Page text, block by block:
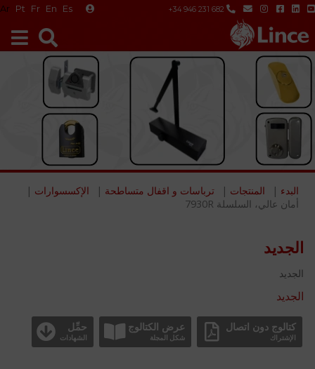
+34 946 231 682
Es
En
Fr
Pt
Ar
البدء المنتجات ترباسات و اقفال متساطحة
الإكسسوارات
أمان عالي، السلسلة 7930R
الجديد
الجديد
الجديد
كتالوج دون اتصال
الإشتراك
عرض الكتالوج
شكل المجلة
حمِّل
الشهادات